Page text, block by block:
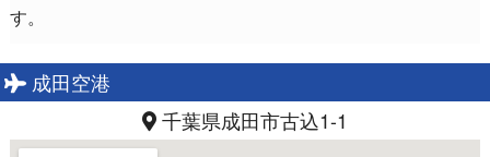
す。
成田空港
千葉県成田市古込1-1